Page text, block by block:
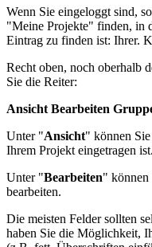
Wenn Sie eingeloggt sind,
"Meine Projekte" finden, in
Eintrag zu finden ist: Ihrer.
Recht oben, noch oberhalb
Sie die Reiter:
Ansicht Bearbeiten
Unter "Ansicht" können
Ihrem Projekt eingetragen ist.
Unter "Bearbeiten" können
bearbeiten.
Die meisten Felder sollten
haben Sie die Möglichkeit,